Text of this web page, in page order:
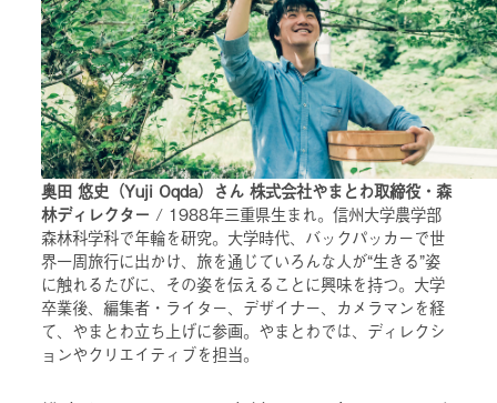
奥田 悠史（Yuji Oqda）さん 株式会社やまとわ取締役・森
林ディレクター / 1988年三重県生まれ。信州大学農学部
森林科学科で年輪を研究。大学時代、バックパッカーで世
界一周旅行に出かけ、旅を通じていろんな人が“生きる”姿
に触れるたびに、その姿を伝えることに興味を持つ。大学
卒業後、編集者・ライター、デザイナー、カメラマンを経
て、やまとわ立ち上げに参画。やまとわでは、ディレクシ
ョンやクリエイティブを担当。